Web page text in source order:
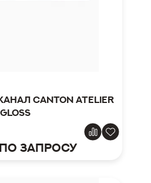
Canton Atelier
запросу